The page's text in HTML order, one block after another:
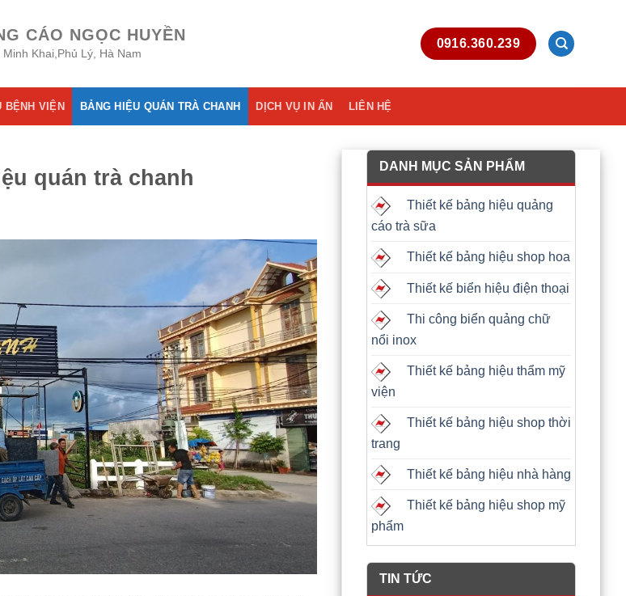
CÁO NGỌC HUYỀN
Khai,Phủ Lý, Hà Nam
0916.360.239
BỆNH VIỆN BẢNG HIỆU QUÁN TRÀ CHANH DỊCH VỤ IN ẤN LIÊN HỆ
quán trà chanh DANH MỤC SẢN PHẨM
Thiết kế bảng hiệu quảng
cáo trà sữa
Thiết kế bảng hiệu shop hoa
Thiết kế biển hiệu điện thoại
Thi công biển quảng chữ
nổi inox
Thiết kế bảng hiệu thẩm mỹ
viện
Thiết kế bảng hiệu shop thời
trang
Thiết kế bảng hiệu nhà hàng
Thiết kế bảng hiệu shop mỹ
phẩm
TIN TỨC